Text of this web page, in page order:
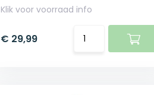
Klik voor voorraad info
€ 29,99